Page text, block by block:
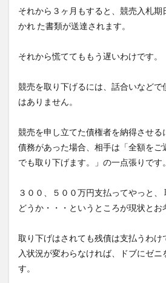
それから３ヶ月もすると、競売入札
かれ た書類が送達されます。
それから慌ててももう遅いわけです。
競売を取り下げるには、話合いなどで
はありません。
競売を申し立てた債権者を納得させる
債務があった場合、相手は「全額をご
でも取り下げます。」の一点張りです。
３００、５００万円支払ってやっと
どうか・・・というところが現状とお
取り下げはされても残債は支払うわけ
入状況が変わらなければ、ドブにゼ
す。